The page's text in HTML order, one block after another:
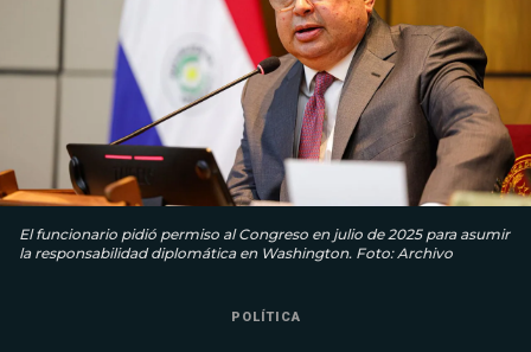
El funcionario pidió permiso al Congreso en julio de 2025 para asumir
la responsabilidad diplomática en Washington. Foto: Archivo
POLÍTICA